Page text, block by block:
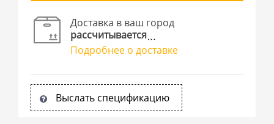
Доставка в ваш город
рассчитывается
Подробнее о доставке
Выслать спецификацию